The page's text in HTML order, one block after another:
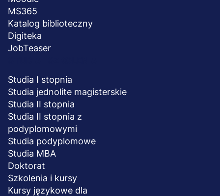
MS365
Katalog biblioteczny
Digiteka
JobTeaser
Studia I stopnia
Studia jednolite magisterskie
Studia II stopnia
Studia II stopnia z
podyplomowymi
Studia podyplomowe
Studia MBA
Doktorat
Szkolenia i kursy
Kursy językowe dla